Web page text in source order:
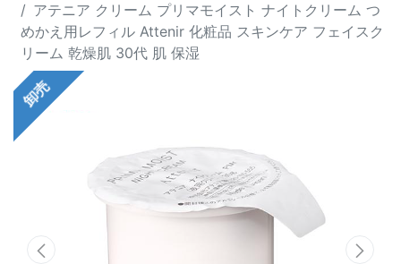
アテニア クリーム プリマモイスト ナイトクリーム つ
めかえ用レフィル Attenir 化粧品 スキンケア フェイスク
リーム 乾燥肌 30代 肌 保湿
卸売